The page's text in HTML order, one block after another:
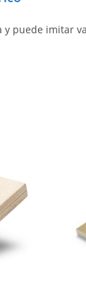
y puede imitar